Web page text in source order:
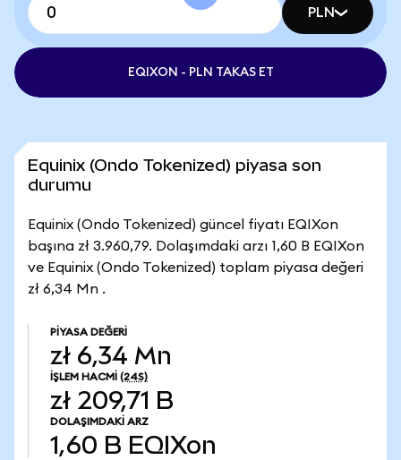
PLN
EQIXON - PLN TAKAS ET
Equinix (Ondo Tokenized) piyasa son
durumu
Equinix (Ondo Tokenized) güncel fiyatı EQIXon
başına zł 3.960,79. Dolaşımdaki arzı 1,60 B EQIXon
ve Equinix (Ondo Tokenized) toplam piyasa değeri
zł 6,34 Mn .
PIYASA DEĞERI
zł 6,34 Mn
İŞLEM HACMI (24S)
zł 209,71 B
DOLAŞIMDAKI ARZ
1,60 B EQIXon